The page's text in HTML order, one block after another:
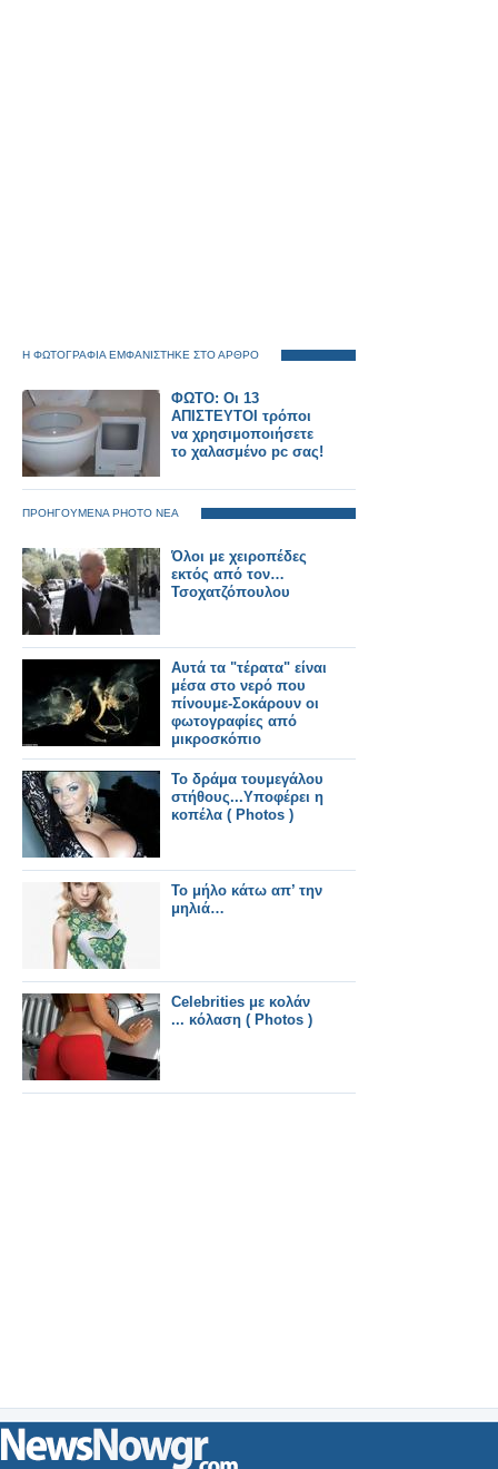
Η ΦΩΤΟΓΡΑΦΙΑ ΕΜΦΑΝΙΣΤΗΚΕ ΣΤΟ ΑΡΘΡΟ
ΦΩΤΟ: Οι 13
ΑΠΙΣΤΕΥΤΟΙ τρόποι
να χρησιμοποιήσετε
το χαλασμένο pc σας!
ΠΡΟΗΓΟΥΜΕΝΑ PHOTO ΝΕΑ
Όλοι με χειροπέδες
εκτός από τον…
Τσοχατζόπουλου
Αυτά τα "τέρατα" είναι
μέσα στο νερό που
πίνουμε-Σοκάρουν οι
φωτογραφίες από
μικροσκόπιο
Το δράμα τουμεγάλου
στήθους...Υποφέρει η
κοπέλα ( Photos )
Το μήλο κάτω απ’ την
μηλιά…
Celebrities με κολάν
... κόλαση ( Photos )